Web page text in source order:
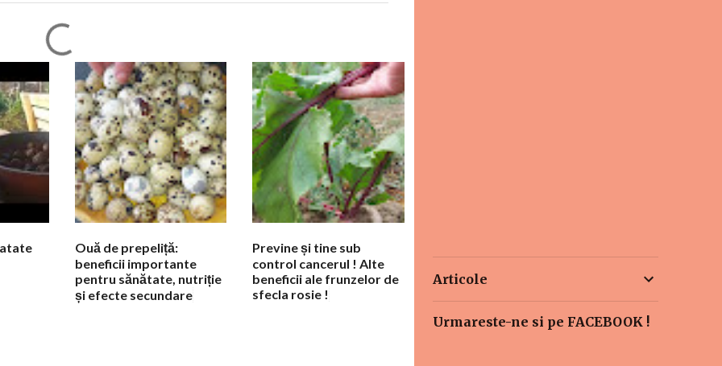
Ouă de prepeliță:
beneficii importante
pentru sănătate, nutriție
și efecte secundare
Previne și tine sub
control cancerul ! Alte
beneficii ale frunzelor de
sfecla rosie !
Articole
Urmareste-ne si pe FACEBOOK !